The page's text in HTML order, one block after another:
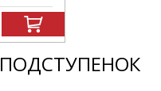
ПОДСТУПЕНОК